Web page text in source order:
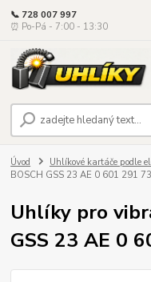
📞 728 007 997
⏰ Po-Pá - 7:00 - 13:30
Úvod Uhlíkové kartáče podle
BOSCH GSS 23 AE 0 601 291
Uhlíky pro
GSS 23 AE 0